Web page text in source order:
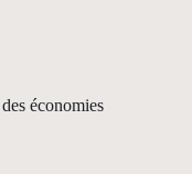
économies